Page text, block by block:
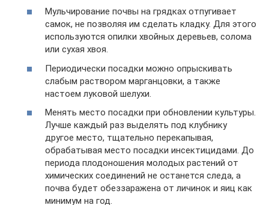
Мульчирование почвы на грядках отпугивает
самок, не позволяя им сделать кладку. Для этого
используются опилки хвойных деревьев, солома
или сухая хвоя.
Периодически посадки можно опрыскивать
слабым раствором марганцовки, а также
настоем луковой шелухи.
Менять место посадки при обновлении культуры.
Лучше каждый раз выделять под клубнику
другое место, тщательно перекапывая,
обрабатывая место посадки инсектицидами. До
периода плодоношения молодых растений от
химических соединений не останется следа, а
почва будет обеззаражена от личинок и яиц как
минимум на год.